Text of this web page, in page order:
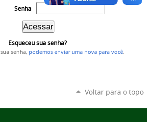
Senha
Esqueceu sua senha?
senha, podemos enviar uma nova para você.
Voltar para o topo